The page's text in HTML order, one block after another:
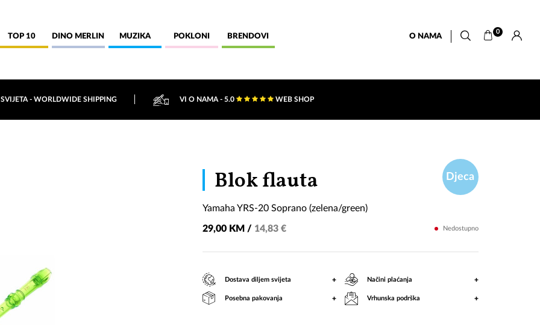
TOP 10 DINO MERLIN MUZIKA POKLONI BRENDOVI O NAMA
0
- WORLDWIDE SHIPPING VI O NAMA - 5.0 WEB SHOP
Blok flauta
YRS-
Soprano
(zelena/green)
Djeca
Yamaha YRS-20 Soprano (zelena/green)
29,00 KM / 14,83 € Nedostupno
Dostava diljem svijeta + Načini plaćanja +
Posebna pakovanja + Vrhunska podrška +